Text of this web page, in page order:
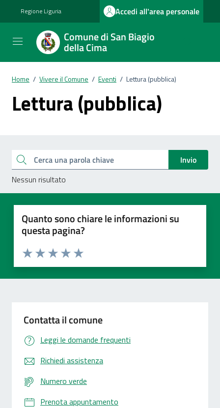
Regione Liguria Accedi all'area personale
Comune di San Biagio
della Cima
Home / Vivere il Comune / Eventi / Lettura (pubblica)
Lettura (pubblica)
Esplora tutti i documenti
Cerca una parola chiave
Invio
Nessun risultato
Quanto sono chiare le informazioni su
questa pagina?
Valuta 5 stelle su 5
Valuta 4 stelle su 5
Valuta 3 stelle su 5
Valuta 2 stelle su 5
Valuta 1 stelle su 5
Contatta il comune
Leggi le domande frequenti
Richiedi assistenza
Numero verde
Prenota appuntamento